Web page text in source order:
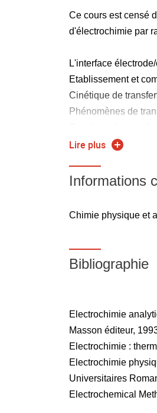
Ce cours est censé
d'électrochimie par
L'interface
Etablissement et
Cinétique de
Phénomènes de
Techniques de
7 créneaux de
Lire plus
Informations
Chimie physique et
Bibliographie
Electrochimie
Masson éditeur,
Electrochimie :
Electrochimie
Universitaires
Electrochemical